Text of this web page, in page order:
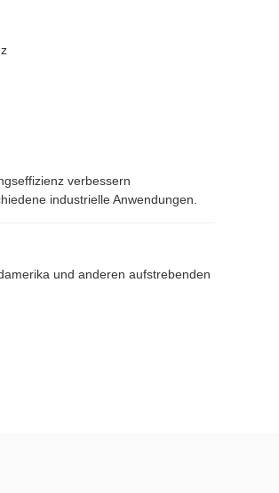
verbessern
industrielle Anwendungen.
und anderen aufstrebenden